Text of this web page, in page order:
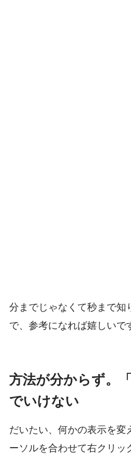
分までじゃなくて秒まで知
で、参考になれば嬉しいで
方法が分からず。
でいけない
だいたい、何かの表示を変
ーソルを合わせて右クリッ